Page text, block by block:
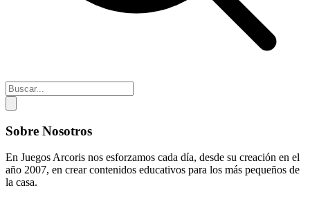
Sobre Nosotros
En Juegos Arcoris nos esforzamos cada día, desde su creación en el
año 2007, en crear contenidos educativos para los más pequeños de
la casa.